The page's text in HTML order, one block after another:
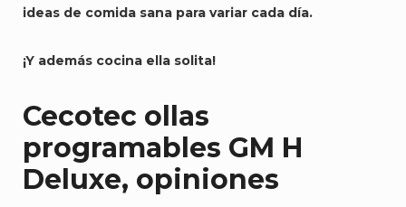
ideas de comida sana para variar cada día.
¡Y además cocina ella solita!
Cecotec ollas
programables GM H
Deluxe, opiniones